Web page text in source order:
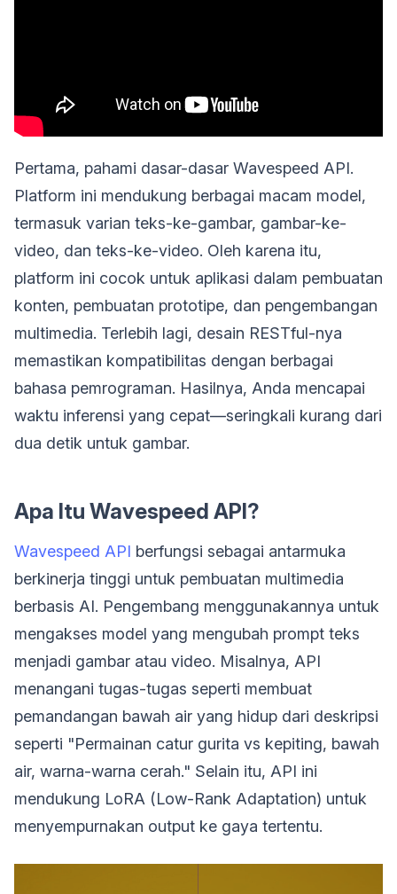
Pertama, pahami dasar-dasar Wavespeed API.
Platform ini mendukung berbagai macam model,
termasuk varian teks-ke-gambar, gambar-ke-
video, dan teks-ke-video. Oleh karena itu,
platform ini cocok untuk aplikasi dalam pembuatan
konten, pembuatan prototipe, dan pengembangan
multimedia. Terlebih lagi, desain RESTful-nya
memastikan kompatibilitas dengan berbagai
bahasa pemrograman. Hasilnya, Anda mencapai
waktu inferensi yang cepat—seringkali kurang dari
dua detik untuk gambar.
Apa Itu Wavespeed API?
Wavespeed API berfungsi sebagai antarmuka
berkinerja tinggi untuk pembuatan multimedia
berbasis AI. Pengembang menggunakannya untuk
mengakses model yang mengubah prompt teks
menjadi gambar atau video. Misalnya, API
menangani tugas-tugas seperti membuat
pemandangan bawah air yang hidup dari deskripsi
seperti "Permainan catur gurita vs kepiting, bawah
air, warna-warna cerah." Selain itu, API ini
mendukung LoRA (Low-Rank Adaptation) untuk
menyempurnakan output ke gaya tertentu.